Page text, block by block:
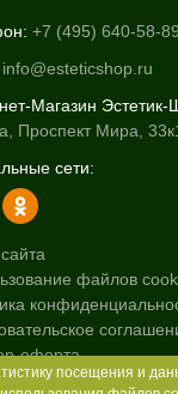
+7 (495) 640-58-89
info@esteticshop.ru
Магазин Эстетик-
Проспект Мира,
сети:
файлов
оферта
посещения и